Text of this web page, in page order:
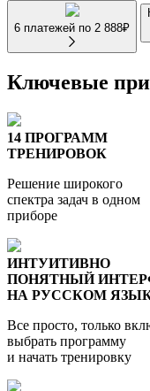
6 платежей по 2 888₽
Ключевые
14 ПРОГРАММ
ТРЕНИРОВОК
Решение широкого
спектра задач в одном
приборе
ИНТУИТИВНО
ПОНЯТНЫЙ
НА РУССКОМ
Все просто, только
выбрать программу
и начать тренировку